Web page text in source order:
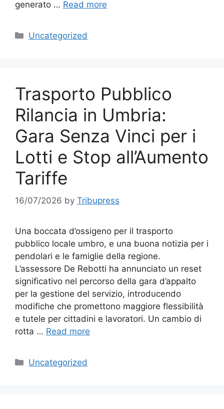
generato … Read more
Categories
Uncategorized
Trasporto Pubblico
Rilancia in Umbria:
Gara Senza Vinci per i
Lotti e Stop all’Aumento
Tariffe
16/07/2026 by Tribupress
Una boccata d’ossigeno per il trasporto
pubblico locale umbro, e una buona notizia per i
pendolari e le famiglie della regione.
L’assessore De Rebotti ha annunciato un reset
significativo nel percorso della gara d’appalto
per la gestione del servizio, introducendo
modifiche che promettono maggiore flessibilità
e tutele per cittadini e lavoratori. Un cambio di
rotta … Read more
Categories
Uncategorized